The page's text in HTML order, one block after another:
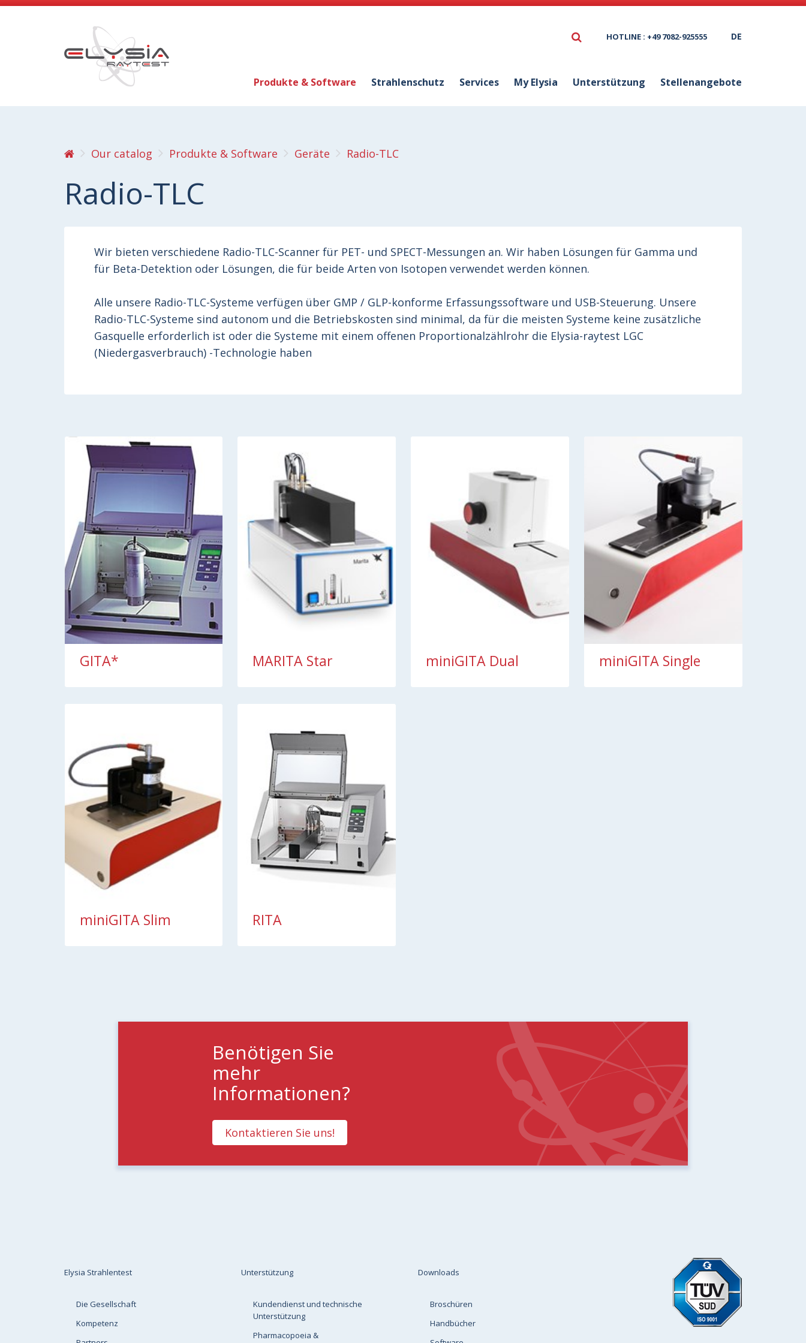
HOTLINE : +49 7082-925555 DE
Produkte & Software Strahlenschutz Services My Elysia Unterstützung Stellenangebote
Our catalog Produkte & Software Geräte Radio-TLC
Radio-TLC
Wir bieten verschiedene Radio-TLC-Scanner für PET- und SPECT-Messungen an. Wir haben Lösungen für Gamma und
für Beta-Detektion oder Lösungen, die für beide Arten von Isotopen verwendet werden können.
Alle unsere Radio-TLC-Systeme verfügen über GMP / GLP-konforme Erfassungssoftware und USB-Steuerung. Unsere
Radio-TLC-Systeme sind autonom und die Betriebskosten sind minimal, da für die meisten Systeme keine zusätzliche
Gasquelle erforderlich ist oder die Systeme mit einem offenen Proportionalzählrohr die Elysia-raytest LGC
(Niedergasverbrauch) -Technologie haben
GITA* MARITA Star miniGITA Dual miniGITA Single
miniGITA Slim RITA
Benötigen Sie
mehr
Informationen?
Kontaktieren Sie uns!
Elysia Strahlentest
Die Gesellschaft
Kompetenz
Unterstützung
Kundendienst und technische
Unterstützung
Pharmacopoeia &
Downloads
Broschüren
Handbücher